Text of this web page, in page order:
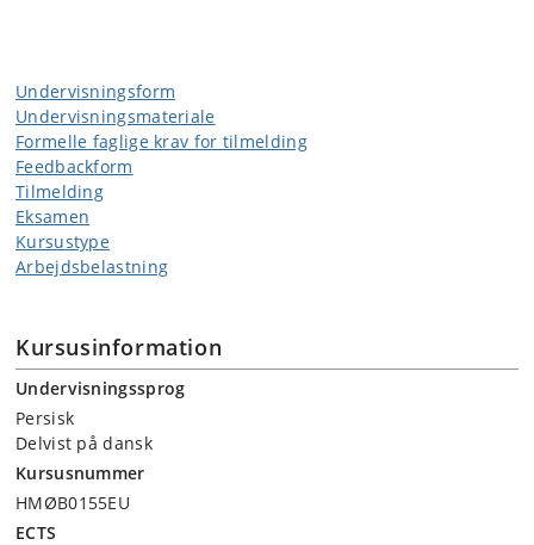
Undervisningsform
Undervisningsmateriale
Formelle faglige krav for tilmelding
Feedbackform
Tilmelding
Eksamen
Kursustype
Arbejdsbelastning
Kursusinformation
Undervisningssprog
Persisk
Delvist på dansk
Kursusnummer
HMØB0155EU
ECTS